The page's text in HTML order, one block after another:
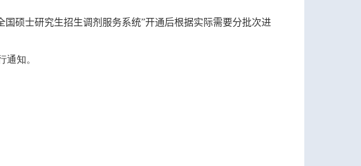
国硕士研究生招生调剂服务系统”开通后根据实际需要分批次进
通知。